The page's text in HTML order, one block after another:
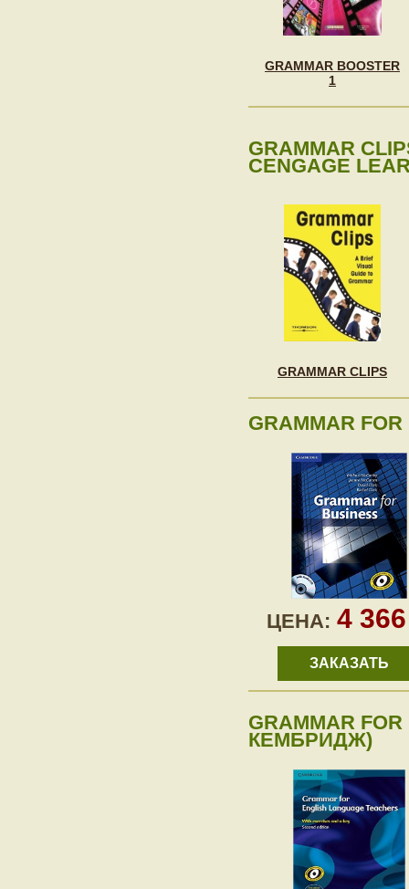
GRAMMAR BOOSTER
1
GRAMMAR
CENGAGE
GRAMMAR CLIPS
GRAMMAR
ЦЕНА: 4
ЗАКАЗАТЬ
GRAMMAR
КЕМБРИДЖ)